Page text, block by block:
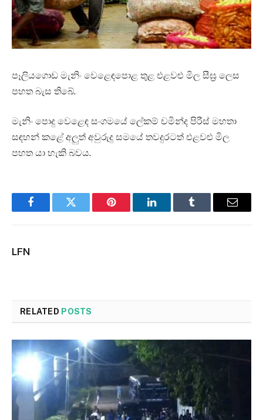
පෑලියගොඩ මැනිං වෙළෙඳපොළ තුළ එළවළු මිල සීඝ්‍ර ලෙස
පහත බැස තිබේ.
මැනිං පොදු වෙළෙඳ සංගමයේ ලේකම් චමින්ද පිරීස් මහතා
සඳහන් කළේ අලුත් අවුරුදු සමයේ තවදුරටත් එළවළු මිල
පහත යා හැකි බවය.
FacebookTwitter Pinterest LinkedInTumblr Email
LFN
RELATED POSTS